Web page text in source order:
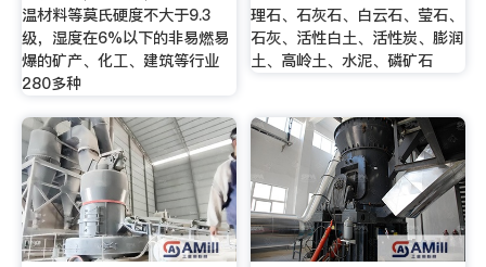
温材料等莫氏硬度不大于9.3
级，湿度在6%以下的非易燃易
爆的矿产、化工、建筑等行业
280多种
理石、石灰石、白云石、莹石、
石灰、活性白土、活性炭、膨润
土、高岭土、水泥、磷矿石